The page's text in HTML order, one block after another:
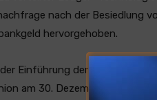
nach der Besiedlung
hervorgehoben.
Einführung der Märkte in der
am 30. Dezember 2024. Die